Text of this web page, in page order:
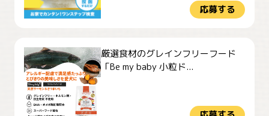
応募する
厳選食材のグレインフリーフード
「Be my baby 小粒ド...